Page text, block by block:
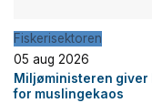
Fiskerisektoren
05 aug 2026
Miljøministeren giver
for muslingekaos